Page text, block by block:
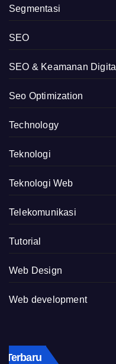
Segmentasi
SEO
SEO & Keamanan Digital
Seo Optimization
Technology
Teknologi
Teknologi Web
Telekomunikasi
Tutorial
Web Design
Web development
Terbaru